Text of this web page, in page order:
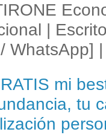
|
WhatsApp]
mi
tu